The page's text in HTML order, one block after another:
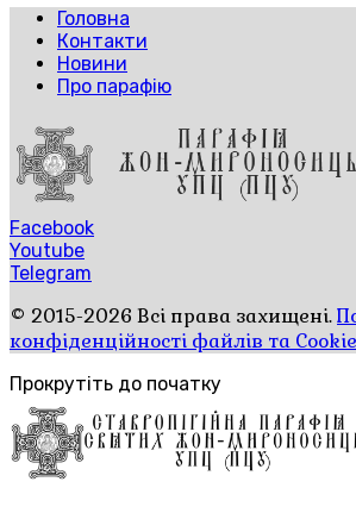
Головна
Контакти
Новини
Про парафію
Facebook
Youtube
Telegram
© 2015-2026 Всі права захищені.
конфіденційності файлів та Cookie
Прокрутіть до початку